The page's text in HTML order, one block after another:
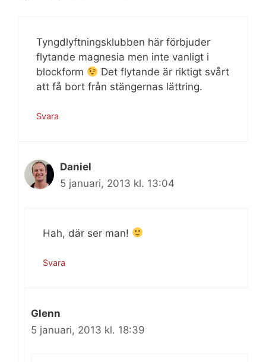
Tyngdlyftningsklubben här förbjuder
flytande magnesia men inte vanligt i
blockform
Det flytande är riktigt svårt
att få bort från stängernas lättring.
Svara
Daniel
5 januari, 2013 kl. 13:04
Hah, där ser man!
Svara
Glenn
5 januari, 2013 kl. 18:39